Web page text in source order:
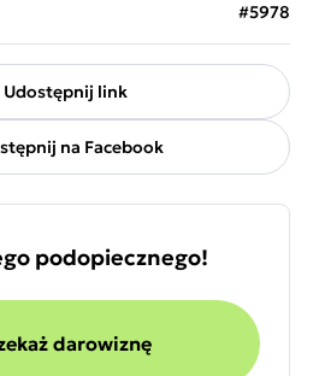
#5978
Udostępnij link
na Facebook
podopiecznego!
darowiznę